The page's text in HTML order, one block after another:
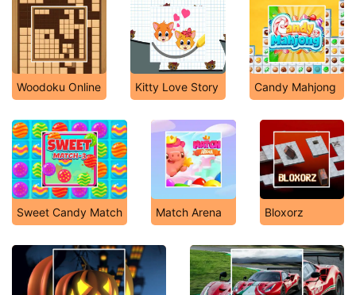
Woodoku Online Kitty Love Story Candy Mahjong
Sweet Candy Match Match Arena Bloxorz